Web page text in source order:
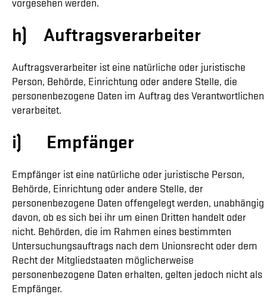
h) Auftragsverarbeiter
Auftragsverarbeiter ist eine natürliche oder juristische
Person, Behörde, Einrichtung oder andere Stelle, die
personenbezogene Daten im Auftrag des Verantwortlichen
verarbeitet.
i) Empfänger
Empfänger ist eine natürliche oder juristische Person,
Behörde, Einrichtung oder andere Stelle, der
personenbezogene Daten offengelegt werden, unabhängig
davon, ob es sich bei ihr um einen Dritten handelt oder
nicht. Behörden, die im Rahmen eines bestimmten
Untersuchungsauftrags nach dem Unionsrecht oder dem
Recht der Mitgliedstaaten möglicherweise
personenbezogene Daten erhalten, gelten jedoch nicht als
Empfänger.